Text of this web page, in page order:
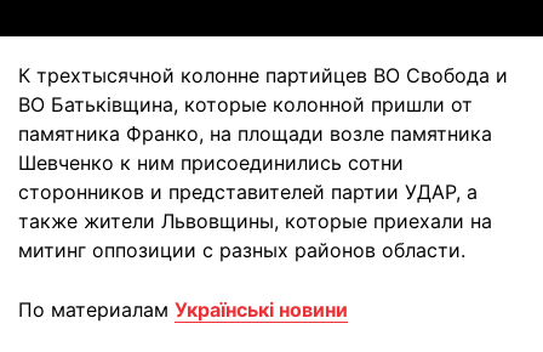
К трехтысячной колонне партийцев ВО Свобода и
ВО Батьківщина, которые колонной пришли от
памятника Франко, на площади возле памятника
Шевченко к ним присоединились сотни
сторонников и представителей партии УДАР, а
также жители Львовщины, которые приехали на
митинг оппозиции с разных районов области.
По материалам Українські новини